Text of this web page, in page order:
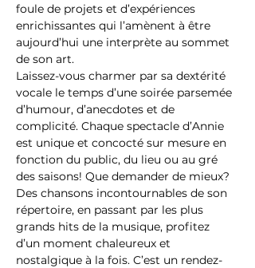
foule de projets et d’expériences
enrichissantes qui l’amènent à être
aujourd’hui une interprète au sommet
de son art.
Laissez-vous charmer par sa dextérité
vocale le temps d’une soirée parsemée
d’humour, d’anecdotes et de
complicité. Chaque spectacle d’Annie
est unique et concocté sur mesure en
fonction du public, du lieu ou au gré
des saisons! Que demander de mieux?
Des chansons incontournables de son
répertoire, en passant par les plus
grands hits de la musique, profitez
d’un moment chaleureux et
nostalgique à la fois. C’est un rendez-